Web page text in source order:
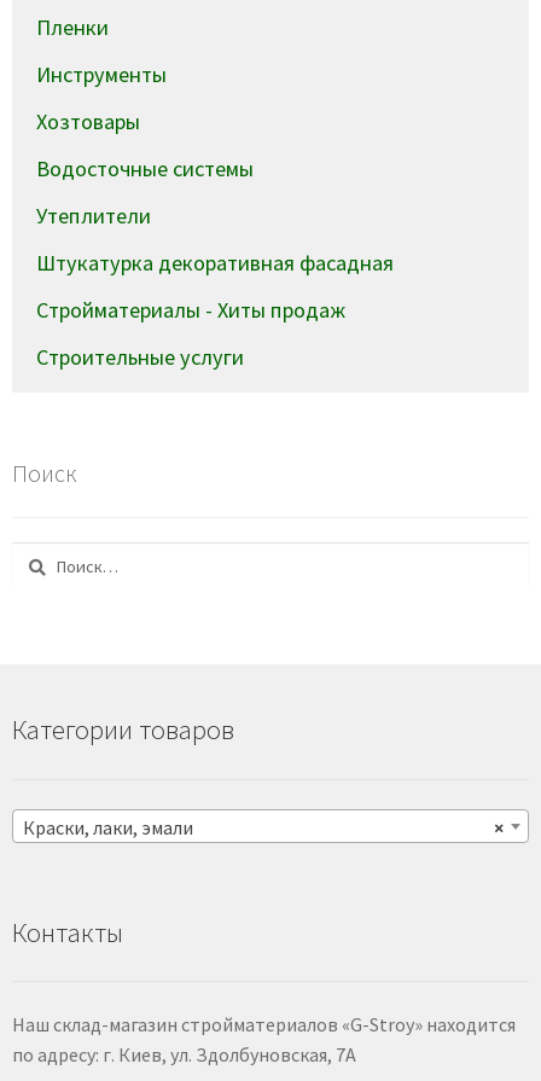
Пленки
Инструменты
Хозтовары
Водосточные системы
Утеплители
Штукатурка декоративная фасадная
Стройматериалы - Хиты продаж
Строительные услуги
Поиск
Найти:
Категории товаров
×
Краски, лаки, эмали
Контакты
Наш склад-магазин стройматериалов «G-Stroy» находится
по адресу: г. Киев, ул. Здолбуновская, 7А